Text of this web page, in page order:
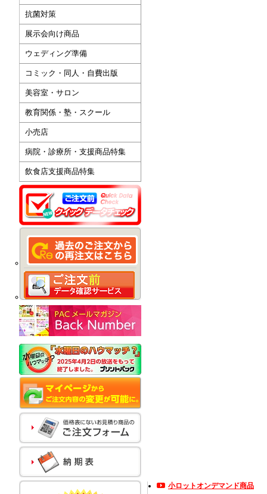
抗菌対策
展示会向け商品
ウェディング準備
コミック・同人・自費出版
美容室・サロン
教育関係・塾・スクール
小売店
病院・診療所・支援商品特集
飲食店支援商品特集
小ロットオンデマンド商品